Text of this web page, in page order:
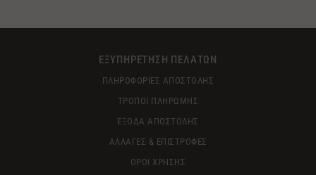
ΕΞΥΠΗΡΕΤΗΣΗ ΠΕΛΑΤΩΝ
ΠΛΗΡΟΦΟΡΙΕΣ ΑΠΟΣΤΟΛΗΣ
ΤΡΟΠΟΙ ΠΛΗΡΩΜΗΣ
ΕΞΟΔΑ ΑΠΟΣΤΟΛΗΣ
ΑΛΛΑΓΕΣ & ΕΠΙΣΤΡΟΦΕΣ
ΟΡΟΙ ΧΡΗΣΗΣ